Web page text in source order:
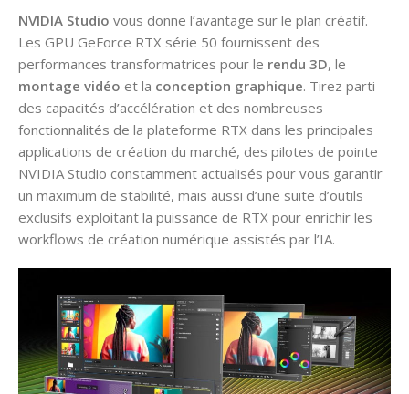
NVIDIA Studio vous donne l’avantage sur le plan créatif.
Les GPU GeForce RTX série 50 fournissent des
performances transformatrices pour le rendu 3D, le
montage vidéo et la conception graphique. Tirez parti
des capacités d’accélération et des nombreuses
fonctionnalités de la plateforme RTX dans les principales
applications de création du marché, des pilotes de pointe
NVIDIA Studio constamment actualisés pour vous garantir
un maximum de stabilité, mais aussi d’une suite d’outils
exclusifs exploitant la puissance de RTX pour enrichir les
workflows de création numérique assistés par l’IA.